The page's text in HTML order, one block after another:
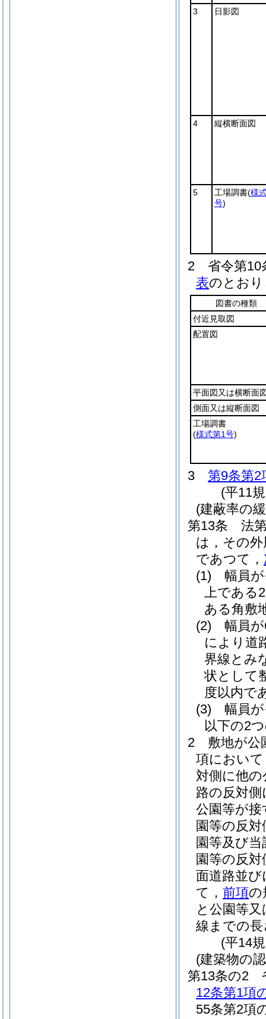
3 日影図
4 縦横断面図
5 工場調書(様
号)
2
省令第10
表のとお
図書の種類
付近見取図
配置図
平面図又は横断面
側面又は縦断面図
工場調書
(様式第1号)
3
第9条第2
(平11
(建蔽率の
第13条
法
は，その
であつて，
(1)
幅員
上である
ある角敷
(2)
幅員
により道
界線とみ
状として
度以内で
(3)
幅員
以下の2
2
敷地が公
項におい
対側に他
路の反対
公園等が
園等の反
園等及び
園等の反
面道路並び
て， 前項の
と公園等
線までの
(平14
(建築物の
第13条の2
12条第1項
55条第2項